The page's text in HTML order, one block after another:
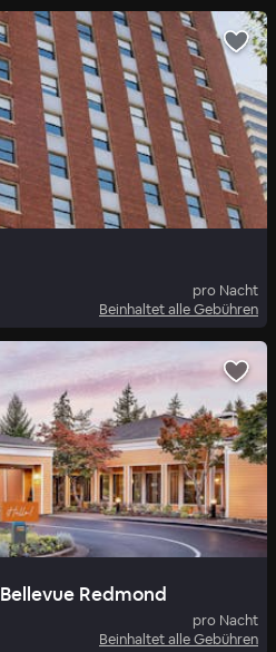
pro Nacht
Beinhaltet alle Gebühren
Redmond
pro Nacht
Beinhaltet alle Gebühren